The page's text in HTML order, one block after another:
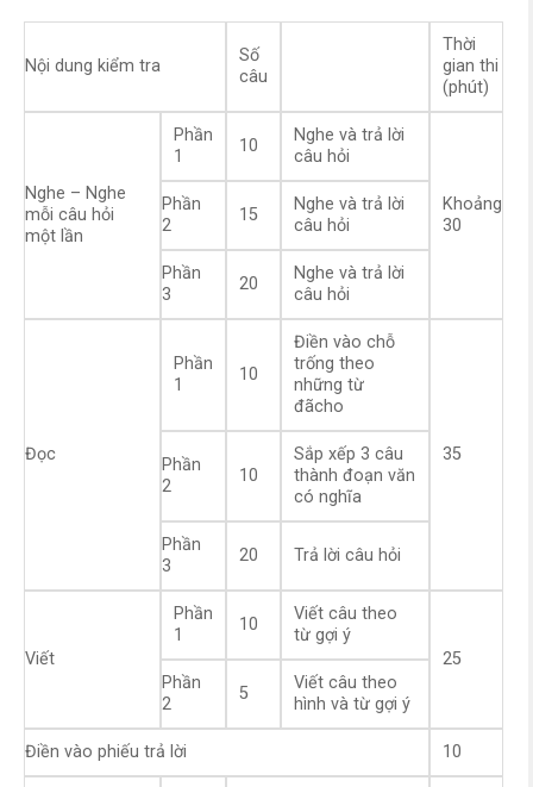
Nội dung kiểm tra
Số
câu
Thời
gian thi
(phút)
Nghe – Nghe
mỗi câu hỏi
một lần
Phần
1
10
Nghe và trả lời
câu hỏi
Khoảng
30
Phần
2
15
Nghe và trả lời
câu hỏi
Phần
3
20
Nghe và trả lời
câu hỏi
Đọc
Phần
1
10
Điền vào chỗ
trống theo
những từ
đãcho
35
Phần
2
10
Sắp xếp 3 câu
thành đoạn văn
có nghĩa
Phần
3
20 Trả lời câu hỏi
Viết
Phần
1
10
Viết câu theo
từ gợi ý
25
Phần
2
5
Viết câu theo
hình và từ gợi ý
Điền vào phiếu trả lời 10